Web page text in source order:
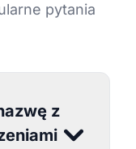
pytania
z